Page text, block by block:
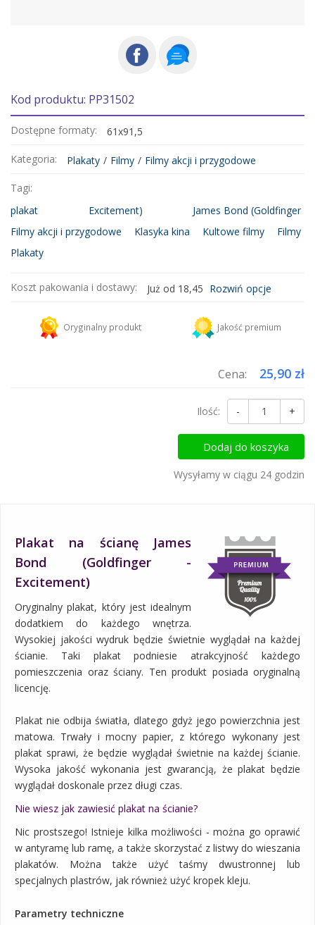
Kod produktu: PP31502
Dostępne formaty: 61x91,5
Kategoria: Plakaty / Filmy / Filmy akcji i przygodowe
Tagi:
plakat
Excitement)
James Bond (Goldfinger
Filmy akcji i przygodowe
Klasyka kina Kultowe filmy
Filmy
Plakaty
Koszt pakowania i dostawy: Już od 18,45 Rozwiń opcje
Kurier DHL
Dodaj więcej produktów do koszyka i zapłać za wysyłkę tylko raz!
Oryginalny produkt Jakość premium
Cena: 25,90 zł
Dodaj do koszyka
Ilość: - +
Wysyłamy w ciągu 24 godzin
Plakat na ścianę James
Bond (Goldfinger -
Excitement)
Oryginalny plakat, który jest idealnym
dodatkiem do każdego wnętrza.
Wysokiej jakości wydruk będzie świetnie wyglądał na każdej
ścianie. Taki plakat podniesie atrakcyjność każdego
pomieszczenia oraz ściany. Ten produkt posiada oryginalną
licencję.
Plakat nie odbija światła, dlatego gdyż jego powierzchnia jest
matowa. Trwały i mocny papier, z którego wykonany jest
plakat sprawi, że będzie wyglądał świetnie na każdej ścianie.
Wysoka jakość wykonania jest gwarancją, że plakat będzie
wyglądał doskonale przez długi czas.
Nie wiesz jak zawiesić plakat na ścianie?
Nic prostszego! Istnieje kilka możliwości - można go oprawić
w antyramę lub ramę, a także skorzystać z listwy do wieszania
plakatów. Można także użyć taśmy dwustronnej lub
specjalnych plastrów, jak również użyć kropek kleju.
Parametry techniczne